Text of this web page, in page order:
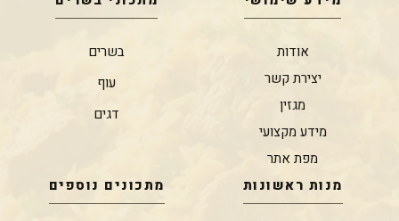
אודות
יצירת קשר
מגזין
מידע מקצועי
מפת אתר
בשרים
עוף
דגים
מנות ראשונות מתכונים נוספים